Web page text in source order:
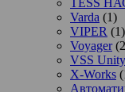
Varda (1)
VIPER (1)
Voyager
VSS Unity
X-Works